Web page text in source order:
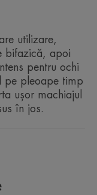
rezistent
intens și
utilizare,
bifazică, apoi
pentru ochi
pe pleoape timp
ușor machiajul
în jos.